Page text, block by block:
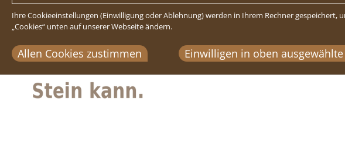
Ihre Cookieeinstellungen (Einwilligung oder Ablehnung) werden in Ihrem Rechner
„Cookies“ unten auf unserer Webseite ändern.
Allen Cookies zustimmen Einwilligen in oben